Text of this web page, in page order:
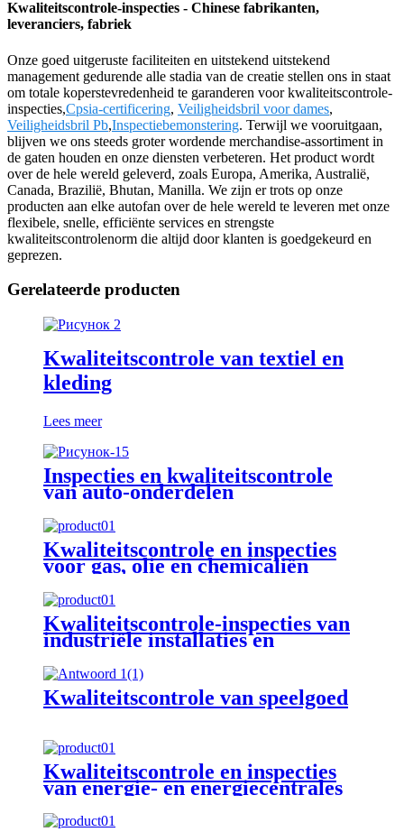
Kwaliteitscontrole-inspecties - Chinese fabrikanten,
leveranciers, fabriek
Onze goed uitgeruste faciliteiten en uitstekend uitstekend
management gedurende alle stadia van de creatie stellen ons in staat
om totale koperstevredenheid te garanderen voor kwaliteitscontrole-
inspecties,Cpsia-certificering, Veiligheidsbril voor dames,
Veiligheidsbril Pb,Inspectiebemonstering. Terwijl we vooruitgaan,
blijven we ons steeds groter wordende merchandise-assortiment in
de gaten houden en onze diensten verbeteren. Het product wordt
over de hele wereld geleverd, zoals Europa, Amerika, Australië,
Canada, Brazilië, Bhutan, Manilla. We zijn er trots op onze
producten aan elke autofan over de hele wereld te leveren met onze
flexibele, snelle, efficiënte services en strengste
kwaliteitscontrolenorm die altijd door klanten is goedgekeurd en
geprezen.
Gerelateerde producten
Kwaliteitscontrole van textiel en
kleding
Lees meer
Inspecties en kwaliteitscontrole
van auto-onderdelen
Kwaliteitscontrole en inspecties
voor gas, olie en chemicaliën
Kwaliteitscontrole-inspecties van
industriële installaties en
Kwaliteitscontrole van speelgoed
Kwaliteitscontrole en inspecties
van energie- en energiecentrales